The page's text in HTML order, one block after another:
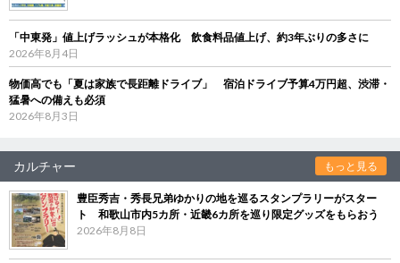
「中東発」値上げラッシュが本格化 飲食料品値上げ、約3年ぶりの多さに
2026年8月4日
物価高でも「夏は家族で長距離ドライブ」 宿泊ドライブ予算4万円超、渋滞・
猛暑への備えも必須
2026年8月3日
カルチャー もっと見る
豊臣秀吉・秀長兄弟ゆかりの地を巡るスタンプラリーがスター
ト 和歌山市内5カ所・近畿6カ所を巡り限定グッズをもらおう
2026年8月8日